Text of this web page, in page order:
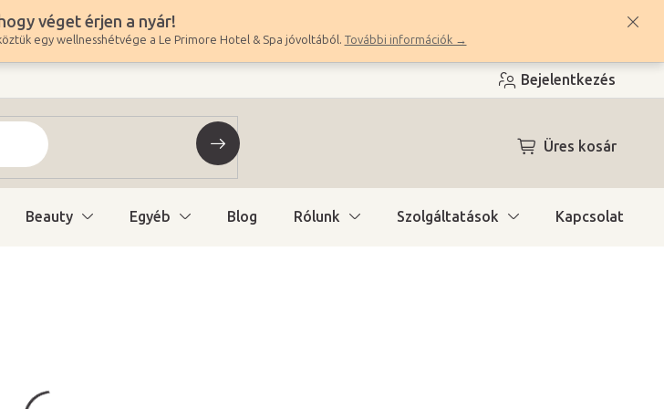
véget érjen a nyár!
egy wellnesshétvége a Le Primore Hotel & Spa jóvoltából. További információk →
Bejelentkezés
KOSÁR
Üres kosár
Beauty Egyéb Blog Rólunk Szolgáltatások Kapcsolat